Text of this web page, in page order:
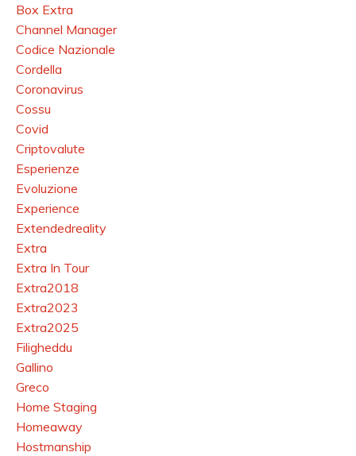
Box Extra
Channel Manager
Codice Nazionale
Cordella
Coronavirus
Cossu
Covid
Criptovalute
Esperienze
Evoluzione
Experience
Extendedreality
Extra
Extra In Tour
Extra2018
Extra2023
Extra2025
Filigheddu
Gallino
Greco
Home Staging
Homeaway
Hostmanship